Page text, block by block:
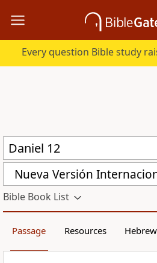
Bible Book List
Passage Resources